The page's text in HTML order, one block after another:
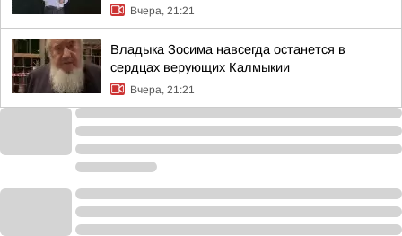
Вчера, 21:21
Владыка Зосима навсегда останется в
сердцах верующих Калмыкии
Вчера, 21:21